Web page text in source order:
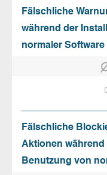
Fälschliche
während der
normaler Software
0
Fälschliche
Aktionen
Benutzung von